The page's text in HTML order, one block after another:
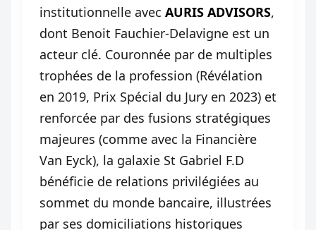
institutionnelle avec AURIS ADVISORS,
dont Benoit Fauchier-Delavigne est un
acteur clé. Couronnée par de multiples
trophées de la profession (Révélation
en 2019, Prix Spécial du Jury en 2023) et
renforcée par des fusions stratégiques
majeures (comme avec la Financière
Van Eyck), la galaxie St Gabriel F.D
bénéficie de relations privilégiées au
sommet du monde bancaire, illustrées
par ses domiciliations historiques